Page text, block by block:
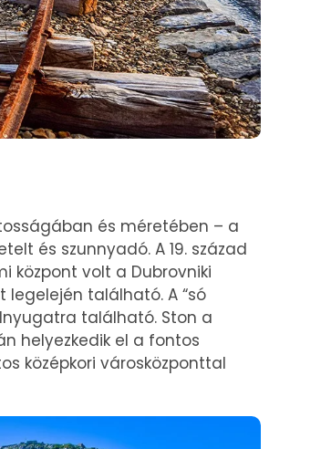
és méretében – a
és szunnyadó. A 19. század
központ volt a Dubrovniki
legelején található. A “só
található. Ston a
helyezkedik el a fontos
középkori városközponttal